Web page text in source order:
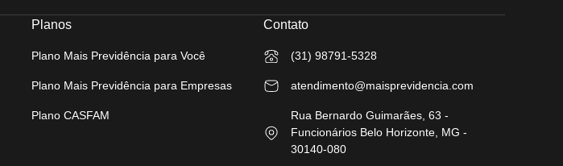
Planos
Plano Mais Previdência para Você
Plano Mais Previdência para Empresas
Plano CASFAM
Contato
(31) 98791-5328
atendimento@maisprevidencia.com
Rua Bernardo Guimarães, 63 -
Funcionários Belo Horizonte, MG -
30140-080